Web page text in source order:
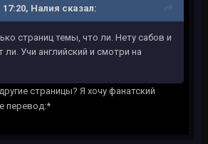
17:20, Налия сказал:
страниц темы, что ли. Нету сабов и
ли. Учи английский и смотри на
страницы? Я хочу фанатский
перевод:*